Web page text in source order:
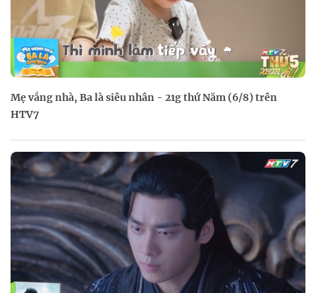
Mẹ vắng nhà, Ba là siêu nhân - 21g thứ Năm (6/8) trên
HTV7